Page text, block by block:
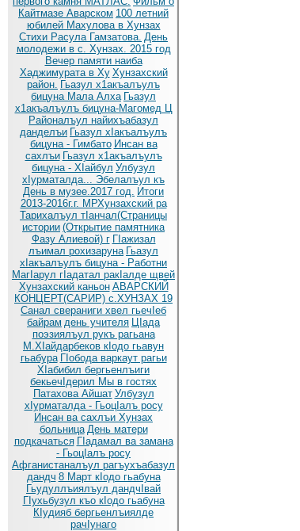
Кайтмазе Аварском 100 летний
юбилей Махулова в Хунзах
Стихи Расула Гамзатова. День
молодежи в с. Хунзах. 2015 год
Вечер памяти наиба
Хаджимурата в Ху Хунзахский
район. Гьазул х1акъалъулъ
бицуна Мала Алха Гьазул
х1акъалъулъ бицуна-Магомед Ц
Районалъул найихъабазул
данделъи Гьазул хIакъалъулъ
бицуна - Гимбато Инсан ва
сахлъи Гьазул х1акъалъулъ
бицуна - ХIайбул Улбузул
хIурматалда... Эбелалъул къ
День в музее.2017 год. Итоги
2013-2016г.г. МРХунзахский ра
Тарихалъул тIанчал(Страницы
истории (Открытие памятника
Фазу Алиевой) г ГIажизал
лъимал рохизаруна Гьазул
хIакъалъулъ бицуна - Работни
МагIарул гIадатал ракIалде щвей
Хунзахский каньон АВАРСКИЙ
КОНЦЕРТ(САРИР) с.ХУНЗАХ 19
Санал свераниги хвел гьечIеб
байрам день учителя ЦIада
поэзиялъул рукъ рагьана
М.ХIайдарбеков кIодо гьавун
гьабура ГIобода варкаут рагьи
ХIабибил бергьенлъиги
бекьечIдерил Мы в гостях
Патахова Айшат Улбузул
хIурматалда - ГьоцIалъ росу
Инсан ва сахлъи Хунзах
больница День матери
подкачаться ГIадамал ва замана
- ГьоцIалъ росу
Афганистаналъул рагъухъабазул
дандч 8 Март кIодо гьабуна
Гьудуллъиялъул дандчIвай
ГIухьбузул къо кIодо гьабуна
КIудияб бергьенлъиялде
рачIунаго